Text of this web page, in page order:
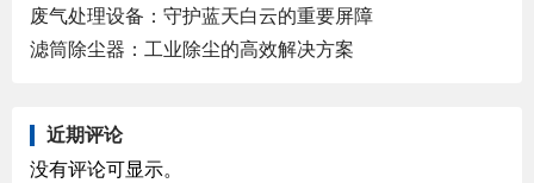
废气处理设备：守护蓝天白云的重要屏障
滤筒除尘器：工业除尘的高效解决方案
近期评论
没有评论可显示。